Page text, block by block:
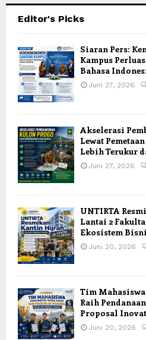
Editor's Picks
Siaran Pers:
Kampus
Bahasa
Juni 27, 2026
Akselerasi
Lewat
Lebih Terukur
Juni 27, 2026
UNTIRTA
Lantai 2
Ekosistem
Juni 20, 2026
Tim
Raih
Proposal
Juni 20, 2026